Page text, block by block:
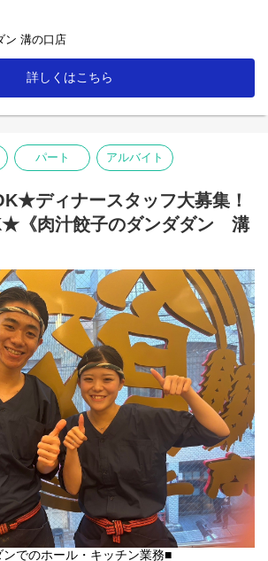
ポートします♪
られるようになっていますので、
上がり下さい」
する時は、こんな説明を！
(夫)、ミドル・シニアも既存店では複数活躍
スタートできる簡単な調理がメイン。
も上手に焼ける様に。
ン」では、
名前で呼び合います!
が1番の魅力です♪
ン 溝の口店
詳しくはこちら
パート アルバイト
ディナースタッフ大募集！
《肉汁餃子のダンダダン 溝
でのホール・キッチン業務■